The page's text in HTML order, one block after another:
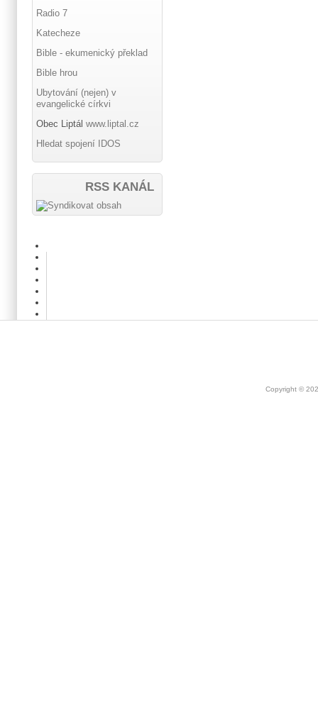
Radio 7
Katecheze
Bible - ekumenický překlad
Bible hrou
Ubytování (nejen) v
evangelické církvi
Obec Liptál www.liptal.cz
Hledat spojení IDOS
RSS KANÁL
Copyright ©